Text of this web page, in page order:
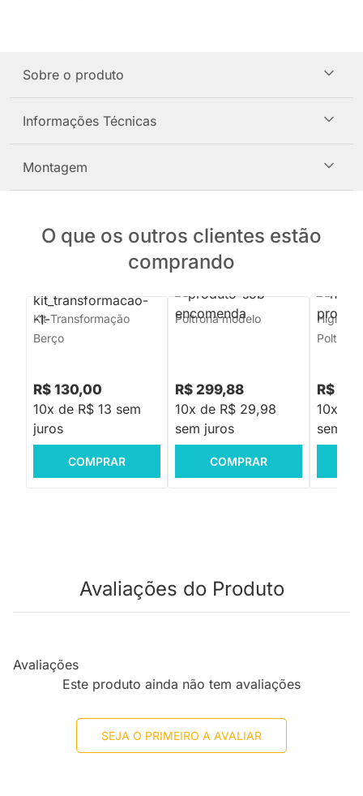
Sobre o produto
Informações Técnicas
Montagem
O que os outros clientes estão
comprando
Kit Transformação
Berço
R$ 130,00
10x de R$ 13 sem
juros
COMPRAR
Poltrona modelo
R$ 299,88
10x de R$ 29,98
sem juros
COMPRAR
Poltrona
R$
10x de
sem
Avaliações do Produto
Avaliações
Este produto ainda não tem avaliações
SEJA O PRIMEIRO A AVALIAR